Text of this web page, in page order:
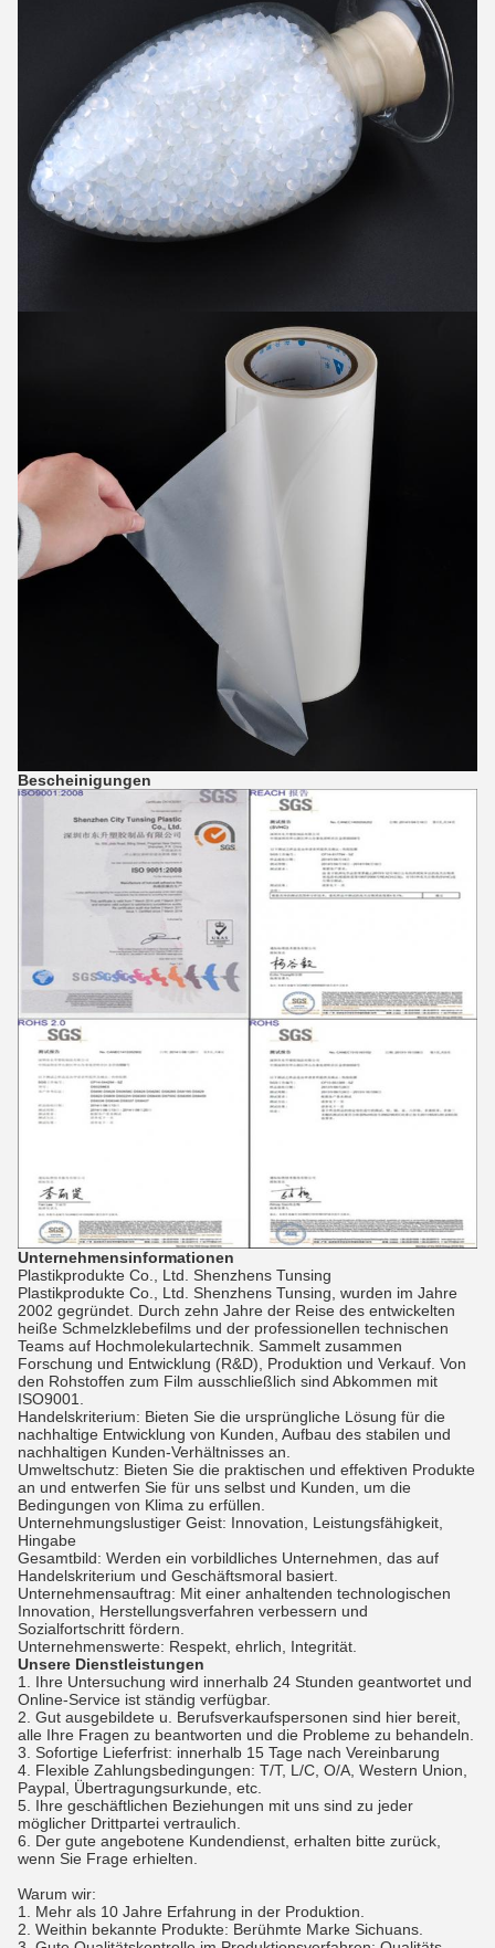
Bescheinigungen
Unternehmensinformationen
Plastikprodukte Co., Ltd. Shenzhens Tunsing
Plastikprodukte Co., Ltd. Shenzhens Tunsing, wurden im Jahre
2002 gegründet. Durch zehn Jahre der Reise des entwickelten
heiße Schmelzklebefilms und der professionellen technischen
Teams auf Hochmolekulartechnik. Sammelt zusammen
Forschung und Entwicklung (R&D), Produktion und Verkauf. Von
den Rohstoffen zum Film ausschließlich sind Abkommen mit
ISO9001.
Handelskriterium: Bieten Sie die ursprüngliche Lösung für die
nachhaltige Entwicklung von Kunden, Aufbau des stabilen und
nachhaltigen Kunden-Verhältnisses an.
Umweltschutz: Bieten Sie die praktischen und effektiven Produkte
an und entwerfen Sie für uns selbst und Kunden, um die
Bedingungen von Klima zu erfüllen.
Unternehmungslustiger Geist: Innovation, Leistungsfähigkeit,
Hingabe
Gesamtbild: Werden ein vorbildliches Unternehmen, das auf
Handelskriterium und Geschäftsmoral basiert.
Unternehmensauftrag: Mit einer anhaltenden technologischen
Innovation, Herstellungsverfahren verbessern und
Sozialfortschritt fördern.
Unternehmenswerte: Respekt, ehrlich, Integrität.
Unsere Dienstleistungen
1. Ihre Untersuchung wird innerhalb 24 Stunden geantwortet und
Online-Service ist ständig verfügbar.
2. Gut ausgebildete u. Berufsverkaufspersonen sind hier bereit,
alle Ihre Fragen zu beantworten und die Probleme zu behandeln.
3. Sofortige Lieferfrist: innerhalb 15 Tage nach Vereinbarung
4. Flexible Zahlungsbedingungen: T/T, L/C, O/A, Western Union,
Paypal, Übertragungsurkunde, etc.
5. Ihre geschäftlichen Beziehungen mit uns sind zu jeder
möglicher Drittpartei vertraulich.
6. Der gute angebotene Kundendienst, erhalten bitte zurück,
wenn Sie Frage erhielten.
Warum wir:
1. Mehr als 10 Jahre Erfahrung in der Produktion.
2. Weithin bekannte Produkte: Berühmte Marke Sichuans.